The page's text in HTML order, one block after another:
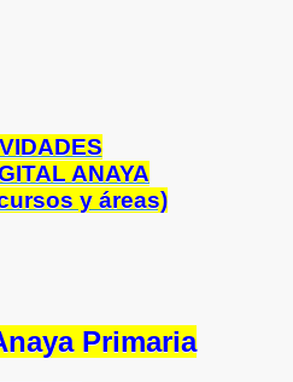
ANAYA
y áreas)
Primaria